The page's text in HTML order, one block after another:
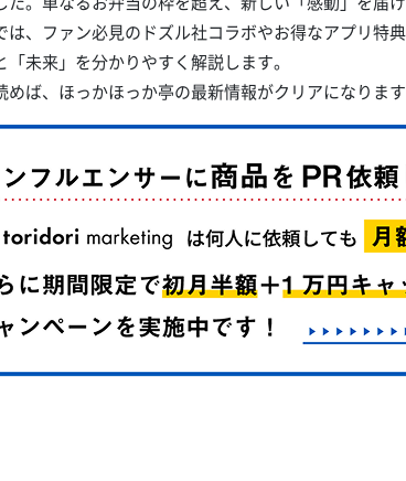
は、ファン必見のドズル社コラボやお得なアプリ特
「未来」を分かりやすく解説します。
めば、ほっかほっか亭の最新情報がクリアになります